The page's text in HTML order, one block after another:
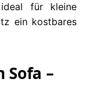
für kleine
ein kostbares
–